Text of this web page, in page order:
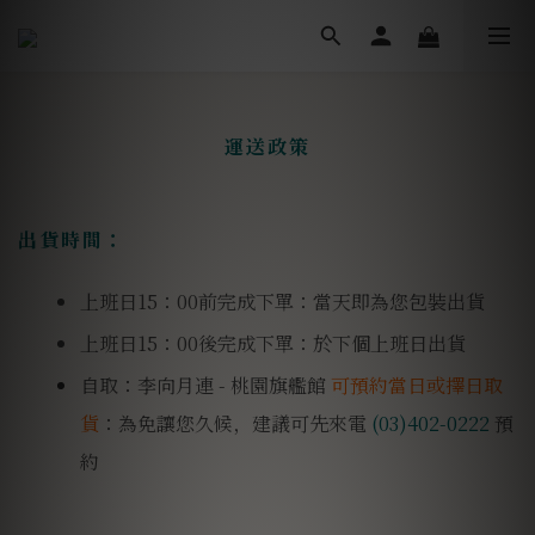
運送政策
出貨時間：
上班日15：00前完成下單：當天即為您包裝出貨
上班日15：00後完成下單：於下個上班日出貨
自取：李向月連 - 桃園旗艦館 可預約當日或擇日取
貨 ：為免讓您久候，建議可先來電 (03)402-0222 預
約